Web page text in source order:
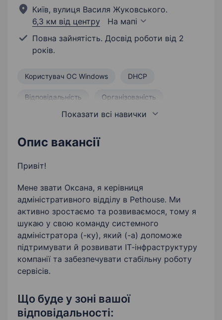
Київ, вулиця Василя Жуковського.
6,3 км від центру
На мапі
Повна зайнятість. Досвід роботи від 2
років.
Користувач ОС Windows DHCP
Відповідальність Організованість
IP (Internet Protocol) Налаштування VPN
Active Directory Активність
Адміністрування локальної мережі
Адміністративна робота Group Policy Object
Уміння працювати в режимі багатозадачності
Закупівля товарів Amazon RDS
Налаштування DNS
Показати всі навички
Опис вакансії
Привіт!
Мене звати Оксана, я керівниця
адміністративного відділу в Pethouse. Ми
активно зростаємо та розвиваємося, тому я
шукаю у свою команду системного
адміністратора (-ку), який (-а) допоможе
підтримувати й розвивати ІТ-інфраструктуру
компанії та забезпечувати стабільну роботу
сервісів.
Що буде у зоні вашої
відповідальності: